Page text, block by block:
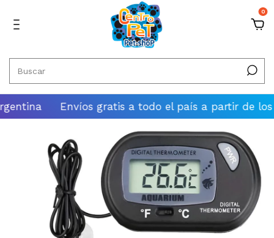
0
Envíos gratis a todo el país a partir de los